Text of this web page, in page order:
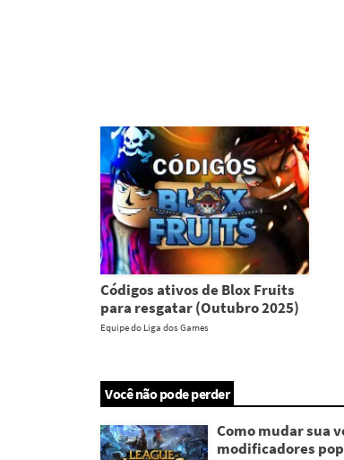
Códigos ativos de Blox Fruits
para resgatar (Outubro 2025)
Equipe do Liga dos Games
Você não pode perder
Como mudar sua
modificadores